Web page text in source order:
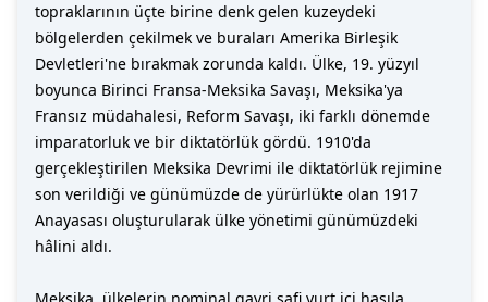
topraklarının üçte birine denk gelen kuzeydeki
bölgelerden çekilmek ve buraları Amerika Birleşik
Devletleri'ne bırakmak zorunda kaldı. Ülke, 19. yüzyıl
boyunca Birinci Fransa-Meksika Savaşı, Meksika'ya
Fransız müdahalesi, Reform Savaşı, iki farklı dönemde
imparatorluk ve bir diktatörlük gördü. 1910'da
gerçekleştirilen Meksika Devrimi ile diktatörlük rejimine
son verildiği ve günümüzde de yürürlükte olan 1917
Anayasası oluşturularak ülke yönetimi günümüzdeki
hâlini aldı.